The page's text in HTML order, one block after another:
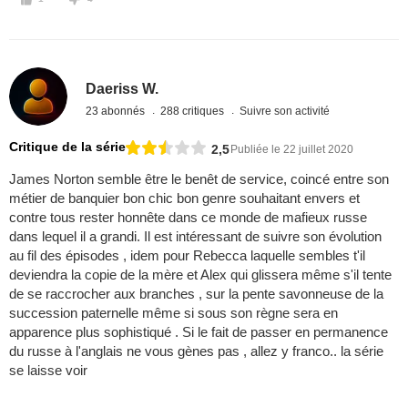
Daeriss W.
23 abonnés 288 critiques Suivre son activité
Critique de la série 2,5Publiée le 22 juillet 2020
James Norton semble être le benêt de service, coincé entre son
métier de banquier bon chic bon genre souhaitant envers et
contre tous rester honnête dans ce monde de mafieux russe
dans lequel il a grandi. Il est intéressant de suivre son évolution
au fil des épisodes , idem pour Rebecca laquelle sembles t'il
deviendra la copie de la mère et Alex qui glissera même s'il tente
de se raccrocher aux branches , sur la pente savonneuse de la
succession paternelle même si sous son règne sera en
apparence plus sophistiqué . Si le fait de passer en permanence
du russe à l'anglais ne vous gènes pas , allez y franco.. la série
se laisse voir